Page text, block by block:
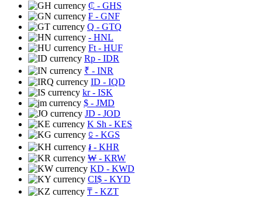
₵ - GHS
₣ - GNF
Q - GTQ
- HNL
Ft - HUF
Rp - IDR
₹ - INR
ID - IQD
kr- ISK
$ - JMD
JD - JOD
K Sh - KES
⃀ - KGS
៛ - KHR
₩ - KRW
KD - KWD
CI$ - KYD
₸ - KZT